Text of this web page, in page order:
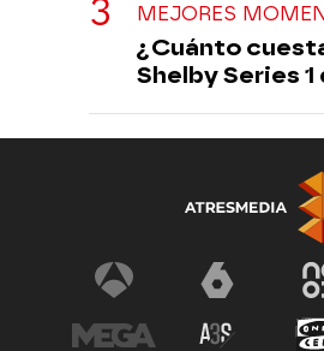
MEJORES
¿Cuánto
Shelby Series 1